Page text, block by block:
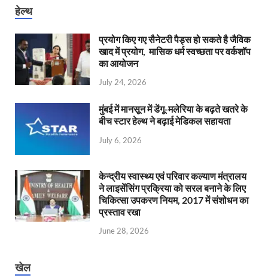
हेल्थ
प्रयोग किए गए सैनेटरी पैड्स हो सकते है जैविक
खाद में प्रयोग, मासिक धर्म स्वच्छता पर वर्कशॉप
का आयोजन
July 24, 2026
मुंबई में मानसून में डेंगू-मलेरिया के बढ़ते खतरे के
बीच स्टार हेल्थ ने बढ़ाई मेडिकल सहायता
July 6, 2026
केन्‍द्रीय स्वास्थ्य एवं परिवार कल्याण मंत्रालय
ने लाइसेंसिंग प्रक्रिया को सरल बनाने के लिए
चिकित्सा उपकरण नियम, 2017 में संशोधन का
प्रस्ताव रखा
June 28, 2026
खेल